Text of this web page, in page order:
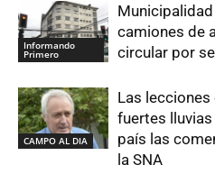
Informando
Primero
camiones de
circular por
CAMPO AL DIA
Las
fuertes
país las
la SNA